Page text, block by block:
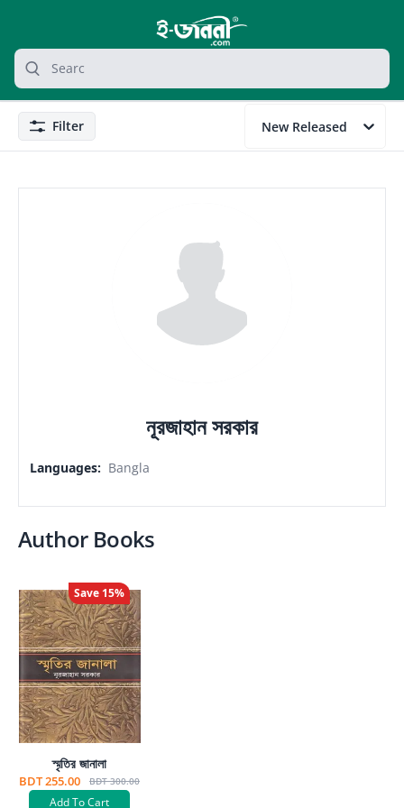
grocery search at header
Search
FilterFilter New Released
নূরজাহান সরকার
Languages: Bangla
Author Books
Save 15%
স্মৃতির জানালা
BDT 255.00 BDT 300.00
Add To Cart